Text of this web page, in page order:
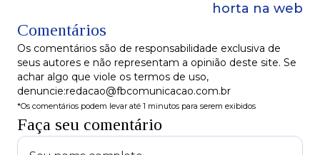
horta na web
Comentários
Os comentários são de responsabilidade exclusiva de
seus autores e não representam a opinião deste site. Se
achar algo que viole os termos de uso,
denuncie:redacao@fbcomunicacao.com.br
*Os comentários podem levar até 1 minutos para serem exibidos
Faça seu comentário